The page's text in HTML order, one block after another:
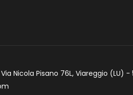
Nicola Pisano 76L, Viareggio (LU)